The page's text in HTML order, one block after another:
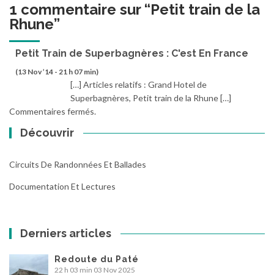
1 commentaire sur “Petit train de la
Rhune”
Petit Train de Superbagnères : C'est En France
(13 Nov ’14 - 21 h 07 min)
[…] Articles relatifs : Grand Hotel de
Superbagnères, Petit train de la Rhune […]
Commentaires fermés.
Découvrir
Circuits De Randonnées Et Ballades
Documentation Et Lectures
Derniers articles
Redoute du Paté
22 h 03 min 03 Nov 2025